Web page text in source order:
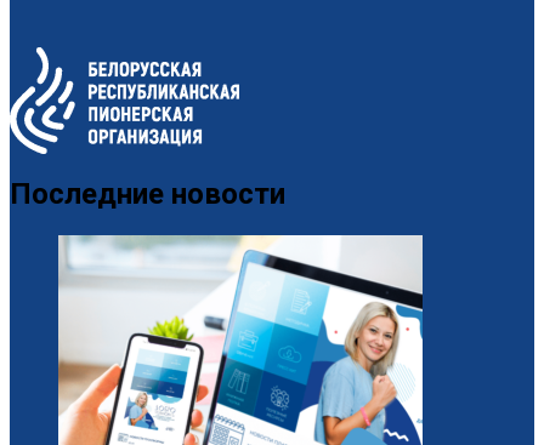
Последние новости